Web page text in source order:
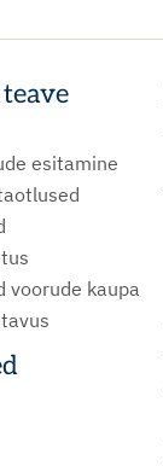
esitamine
voorude kaupa